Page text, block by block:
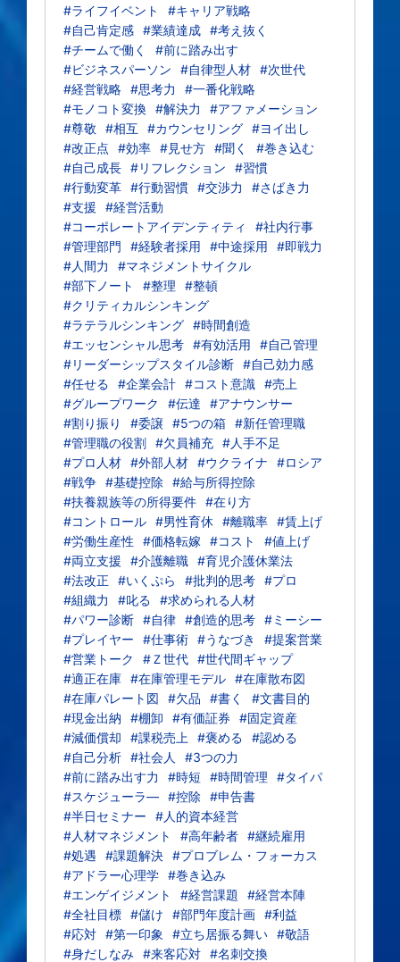
#ライフイベント
#キャリア戦略
#自己肯定感 #業績達成 #考え抜く
#チームで働く
#前に踏み出す
#ビジネスパーソン
#自律型人材 #次世代
#経営戦略 #思考力
#一番化戦略
#モノコト変換 #解決力
#アファメーション
#尊敬
#相互 #カウンセリング #ヨイ出し
#改正点
#効率 #見せ方 #聞く
#巻き込む
#自己成長 #リフレクション
#習慣
#行動変革 #行動習慣 #交渉力
#さばき力
#支援
#経営活動
#コーポレートアイデンティティ
#社内行事
#管理部門
#経験者採用 #中途採用
#即戦力
#人間力
#マネジメントサイクル
#部下ノート
#整理
#整頓
#クリティカルシンキング
#ラテラルシンキング #時間創造
#エッセンシャル思考 #有効活用
#自己管理
#リーダーシップスタイル診断 #自己効力感
#任せる
#企業会計 #コスト意識 #売上
#グループワーク
#伝達
#アナウンサー
#割り振り
#委譲 #5つの箱 #新任管理職
#管理職の役割 #欠員補充 #人手不足
#プロ人材 #外部人材 #ウクライナ
#ロシア
#戦争 #基礎控除
#給与所得控除
#扶養親族等の所得要件 #在り方
#コントロール #男性育休 #離職率 #賃上げ
#労働生産性
#価格転嫁 #コスト
#値上げ
#両立支援
#介護離職 #育児介護休業法
#法改正
#いくぷら #批判的思考 #プロ
#組織力
#叱る
#求められる人材
#パワー診断 #自律 #創造的思考 #ミーシー
#プレイヤー
#仕事術 #うなづき
#提案営業
#営業トーク
#Ｚ世代 #世代間ギャップ
#適正在庫 #在庫管理モデル #在庫散布図
#在庫パレート図
#欠品 #書く
#文書目的
#現金出納
#棚卸 #有価証券
#固定資産
#減価償却
#課税売上 #褒める
#認める
#自己分析 #社会人
#3つの力
#前に踏み出す力
#時短 #時間管理
#タイパ
#スケジューラ― #控除
#申告書
#半日セミナー
#人的資本経営
#人材マネジメント
#高年齢者 #継続雇用
#処遇
#課題解決 #プロブレム・フォーカス
#アドラー心理学 #巻き込み
#エンゲイジメント
#経営課題
#経営本陣
#全社目標 #儲け #部門年度計画 #利益
#応対 #第一印象 #立ち居振る舞い #敬語
#身だしなみ #来客応対 #名刺交換